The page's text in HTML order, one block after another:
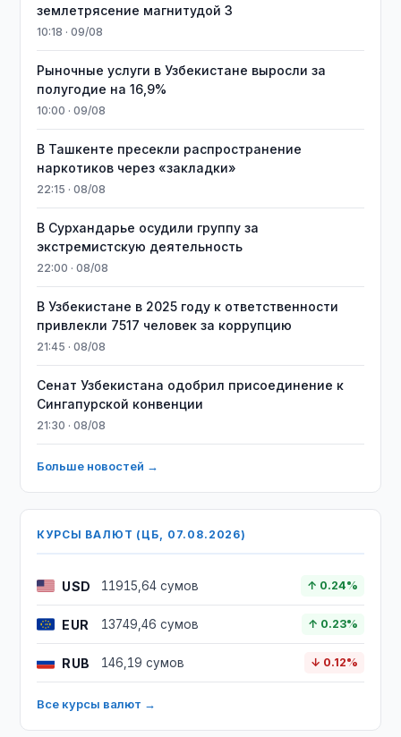
землетрясение магнитудой 3
10:18 · 09/08
Рыночные услуги в Узбекистане выросли за
полугодие на 16,9%
10:00 · 09/08
В Ташкенте пресекли распространение
наркотиков через «закладки»
22:15 · 08/08
В Сурхандарье осудили группу за
экстремистскую деятельность
22:00 · 08/08
В Узбекистане в 2025 году к ответственности
привлекли 7517 человек за коррупцию
21:45 · 08/08
Сенат Узбекистана одобрил присоединение к
Сингапурской конвенции
21:30 · 08/08
Больше новостей →
КУРСЫ ВАЛЮТ (ЦБ, 07.08.2026)
USD 11915,64 сумов ↑ 0.24%
EUR 13749,46 сумов ↑ 0.23%
RUB 146,19 сумов ↓ 0.12%
Все курсы валют →